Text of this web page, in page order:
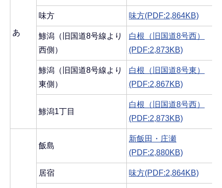
あ
味方 味方(PDF:2,864KB)
鯵潟（旧国道8号線より
西側）
白根（旧国道8号西）
(PDF:2,873KB)
鯵潟（旧国道8号線より
東側）
白根（旧国道8号東）
(PDF:2,867KB)
鯵潟1丁目
白根（旧国道8号西）
(PDF:2,873KB)
飯島
新飯田・庄瀬
(PDF:2,880KB)
居宿 味方(PDF:2,864KB)